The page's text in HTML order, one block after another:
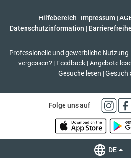
Hilfebereich | Impressum |
Datenschutzinformation |
Professionelle und gewerbliche Nutzung |
vergessen? | Feedback | Angebote
Gesuche lesen | Gesuch
Folge uns auf
DE